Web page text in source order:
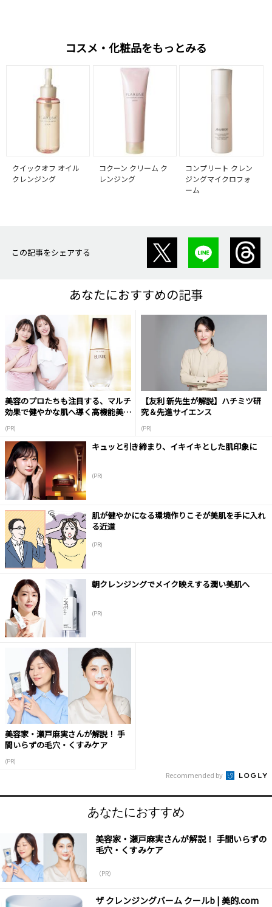
コスメ・化粧品をもっとみる
クイックオフ オイル
クレンジング
コクーン クリーム ク
レンジング
コンプリート クレン
ジングマイクロフォ
ーム
この記事をシェアする
あなたにおすすめの記事
美容のプロたちも注目する、マルチ
効果で健やかな肌へ導く高機能美容
(PR)
【友利 新先生が解説】ハチミツ研
究＆先進サイエンス
(PR)
キュッと引き締まり、イキイキとした肌印象に
(PR)
肌が健やかになる環境作りこそが美肌を手に入れ
る近道
(PR)
朝クレンジングでメイク映えする潤い美肌へ
(PR)
美容家・瀬戸麻実さんが解説！ 手
間いらずの毛穴・くすみケア
(PR)
Recommended by
あなたにおすすめ
美容家・瀬戸麻実さんが解説！ 手間いらずの
毛穴・くすみケア
（PR）
ザ クレンジングバーム クールb | 美的.com